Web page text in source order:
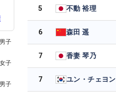
子
子
子
5 不動 裕理
6 森田 遥
7 香妻 琴乃
7 ユン・チェヨン